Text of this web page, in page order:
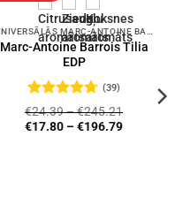
UNIVERSĀLĀS MARC-ANTOINE BARROIS SMARŽAS
Marc-Antoine Barrois Tilia
EDP
Novērtēts
ar4.72
no
(39)
€24.39–€245.21
€17.80 –€196.79